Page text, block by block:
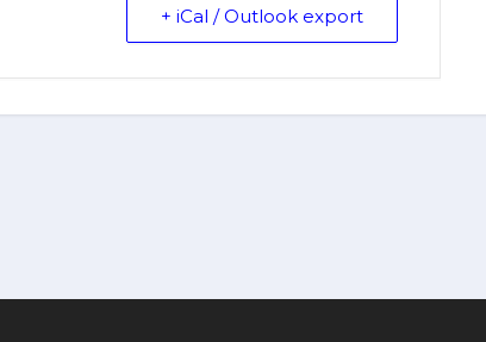
+ iCal / Outlook export